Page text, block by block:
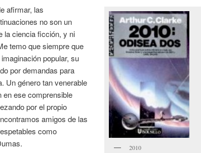
2010
afirmar, las
no son un
la ciencia ficción, y ni
temo que siempre que
popular, su
por demandas para
Un género tan venerable
en ese comprensible
por el propio
amigos de las
como